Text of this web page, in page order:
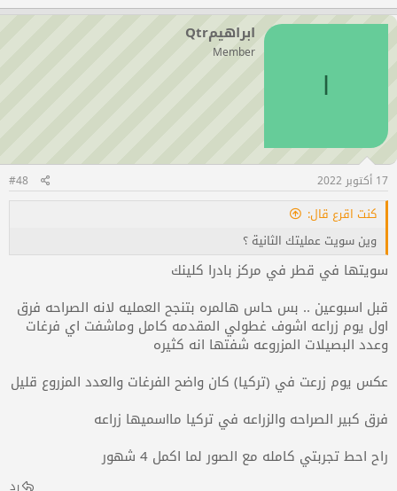
أنقر للتوسيع...
ابراهيمQtr
Member
17 أكتوبر 2022 #48
كنت اقرع قال:
وين سويت عمليتك الثانية ؟
أنقر للتوسيع...
سويتها في قطر في مركز بادرا كلينك
قبل اسبوعين .. بس حاس هالمره بتنجح العمليه لانه الصراحه فرق
اول يوم زراعه اشوف غطولي المقدمه كامل وماشفت اي فرغات
وعدد البصيلات المزروعه شفتها انه كثيره
عكس يوم زرعت في (تركيا) كان واضح الفرغات والعدد المزروع قليل
فرق كبير الصراحه والزراعه في تركيا مااسميها زراعه
راح احط تجربتي كامله مع الصور لما اكمل 4 شهور
رد